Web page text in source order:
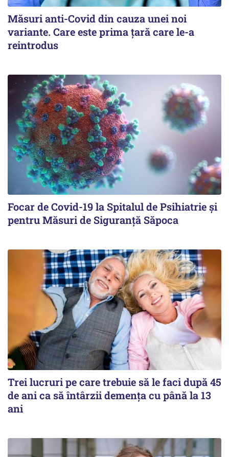
Măsuri anti-Covid din cauza unei noi
variante. Care este prima țară care le-a
reintrodus
Focar de Covid-19 la Spitalul de Psihiatrie şi
pentru Măsuri de Siguranţă Săpoca
Trei lucruri pe care trebuie să le faci după 45
de ani ca să întârzii demența cu până la 13
ani